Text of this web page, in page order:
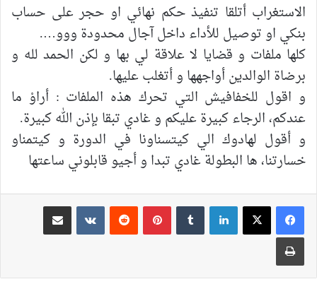
الاستغراب أتلقا تنفيذ حكم نهائي او حجر على حساب
بنكي او توصيل للأداء داخل آجال محدودة ووو….
كلها ملفات و قضايا لا علاقة لي بها و لكن الحمد لله و
برضاة الوالدين أواجهها و أتغلب عليها.
و اقول للخفافيش التي تحرك هذه الملفات : أراوْ ما
عندكم، الرجاء كبيرة عليكم و غادي تبقا بإذن الله كبيرة.
و أقول لهادوك الي كيتسناونا في الدورة و كيتمناو
خسارتنا، ها البطولة غادي تبدا و أجيو قابلوني ساعتها
لينكدإن بينتيريست
مشاركة عبر البريد
طباعة